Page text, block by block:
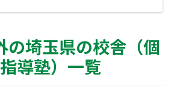
の埼玉県の校舎（個
導塾）一覧